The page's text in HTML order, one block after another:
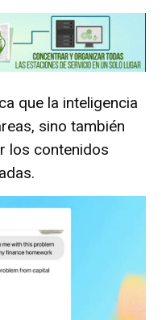
que la inteligencia
sino también
los contenidos